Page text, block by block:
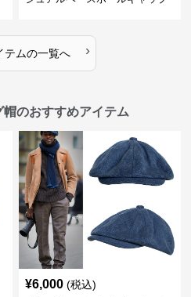
テムの一覧へ ›
のおすすめアイテム
¥6,000 (税込)